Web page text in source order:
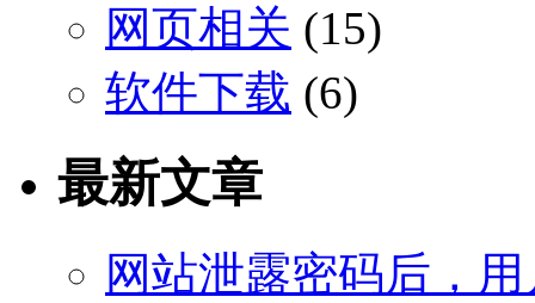
网页相关 (15)
软件下载 (6)
最新文章
网站泄露密码后，